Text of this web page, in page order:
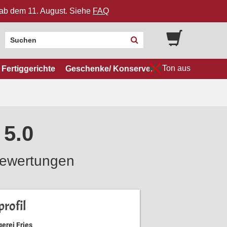
dem 11. August. Siehe FAQ
Fertiggerichte Geschenke/ Konserven Ton aus
Fries